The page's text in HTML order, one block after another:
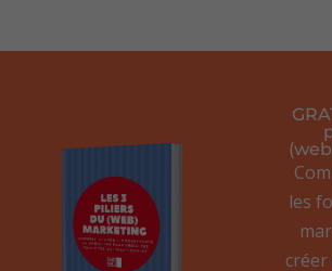
les